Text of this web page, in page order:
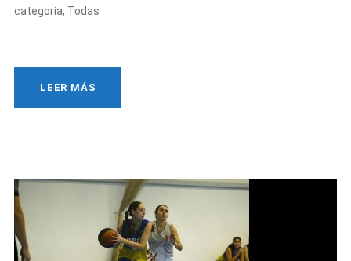
categoría, Todas
LEER MÁS